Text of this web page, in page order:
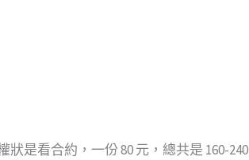
是看合約，一份 80 元，總共是 160-240